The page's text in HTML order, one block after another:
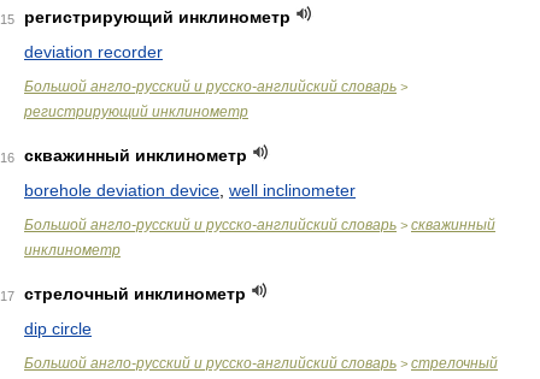
15
регистрирующий инклинометр
deviation recorder
Большой англо-русский и русско-английский словарь >
регистрирующий инклинометр
16
скважинный инклинометр
borehole deviation device well inclinometer
Большой англо-русский и русско-английский словарь > скважинный
инклинометр
17
стрелочный инклинометр
dip circle
Большой англо-русский и русско-английский словарь > стрелочный